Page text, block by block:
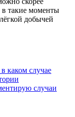
в такие моменты
добычей
каком случае
случаи